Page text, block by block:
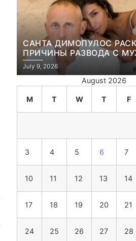
САНТА ДИМОПУЛОС
ПРИЧИНЫ РАЗВОДА С
БИЗНЕСМЕНОМ
July 9, 2026
August 2026
M T W T F
3 4 5 6 7
10 11 12 13 14
17 18 19 20 21
24 25 26 27 28